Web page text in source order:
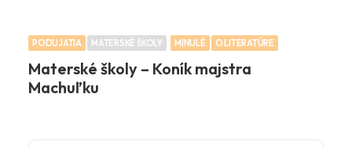
PODUJATIA MATERSKÉ ŠKOLY MINULÉ O LITERATÚRE
Materské školy – Koník majstra
Machuľku